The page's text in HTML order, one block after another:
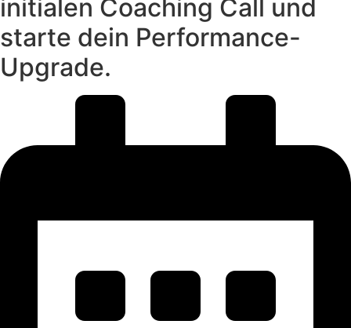
initialen Coaching Call und
starte dein Performance-
Upgrade.